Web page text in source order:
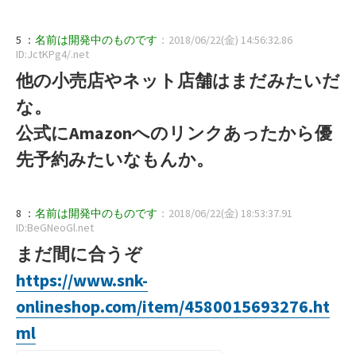
5 ： 名前は開発中のものです ：2018/06/22(金) 14:56:32.86
ID:JctKPg4/.net
他の小売店やネット店舗はまだみたいだ
な。
公式にAmazonへのリンクあったから優
先予約みたいなもんか。
8 ： 名前は開発中のものです ：2018/06/22(金) 18:53:37.91
ID:BeGNeoGl.net
まだ間に合うぞ
https://www.snk-
onlineshop.com/item/4580015693276.ht
ml